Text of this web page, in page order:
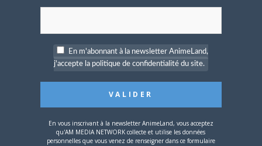
et sentô? À la fois sur la différence qu’ils
façon dont les Japonais se les représentent dans
Les deux ne s’opposent pas en réalité. Il y a des
qui sont à la fois des onsen et, dans la majorité des
En m'abonnant à la newsletter AnimeLand,
j'accepte la politique de confidentialité du site.
En vous inscrivant à la newsletter AnimeLand, vous acceptez
qu'AM MEDIA NETWORK collecte et utilise les données
personnelles que vous venez de renseigner dans ce formulaire